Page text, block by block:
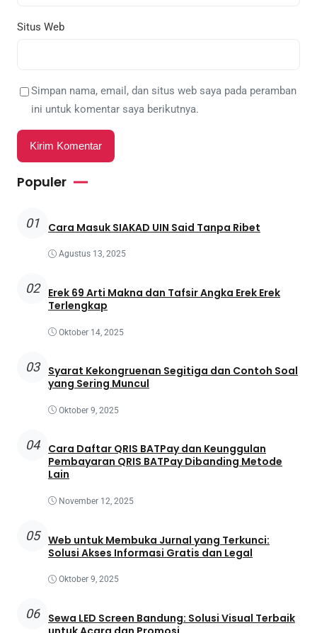
Situs Web
Simpan nama, email, dan situs web saya pada peramban
ini untuk komentar saya berikutnya.
Populer
01 Cara Masuk SIAKAD UIN Said Tanpa Ribet
Agustus 13, 2025
02
Erek 69 Arti Makna dan Tafsir Angka Erek Erek
Terlengkap
Oktober 14, 2025
03
Syarat Kekongruenan Segitiga dan Contoh Soal
yang Sering Muncul
Oktober 9, 2025
04
Cara Daftar QRIS BATPay dan Keunggulan
Pembayaran QRIS BATPay Dibanding Metode
Lain
November 12, 2025
05 Web untuk Membuka Jurnal yang Terkunci:
Solusi Akses Informasi Gratis dan Legal
Oktober 9, 2025
06
Sewa LED Screen Bandung: Solusi Visual Terbaik